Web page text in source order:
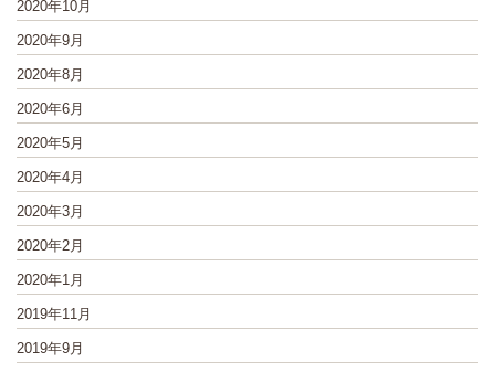
2020年10月
2020年9月
2020年8月
2020年6月
2020年5月
2020年4月
2020年3月
2020年2月
2020年1月
2019年11月
2019年9月